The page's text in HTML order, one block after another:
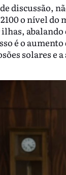
discussão,
o nível
é o
solares e